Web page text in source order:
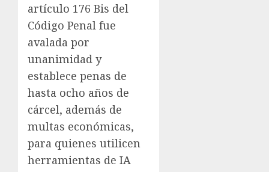
artículo 176 Bis del
Código Penal fue
avalada por
unanimidad y
establece penas de
hasta ocho años de
cárcel, además de
multas económicas,
para quienes utilicen
herramientas de IA